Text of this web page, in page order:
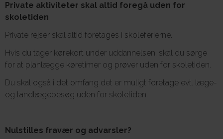
Private aktiviteter skal altid foregå uden for
skoletiden
Private rejser skal altid foretages i skoleferierne.
Hvis du tager kørekort under uddannelsen, skal du sørge
for at planlægge køretimer og prøver uden for skoletiden.
Du skal også i det omfang det er muligt foretage evt. læge-
og tandlægebesøg uden for skoletiden.
Nulstilles fravær og advarsler?